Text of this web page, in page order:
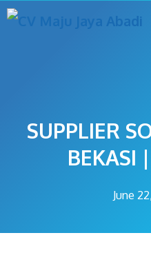
SUPPLIER
BEKASI
June